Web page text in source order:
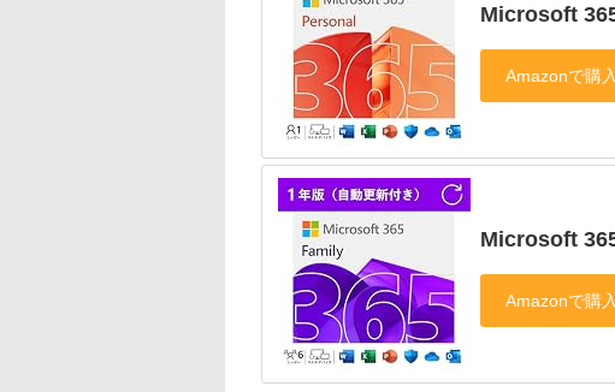
Microsoft
Microsoft